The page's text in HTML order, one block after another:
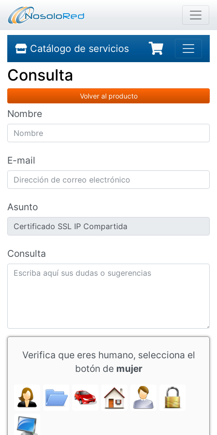
Catálogo de servicios
Consulta
Volver al producto
Nombre
E-mail
Asunto
Consulta
Verifica que eres humano, selecciona el
botón de mujer